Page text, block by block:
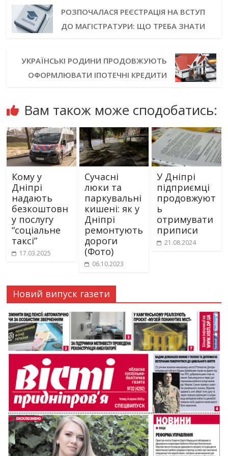
РОЗПОЧАЛАСЯ РЕЄСТРАЦІЯ НА ВСТУП
ДО МАГІСТРАТУРИ: ЩО ТРЕБА ЗНАТИ
УКРАЇНСЬКІ РОДИНИ ПРОДОВЖУЮТЬ
ОФОРМЛЮВАТИ ІПОТЕЧНІ КРЕДИТИ
Вам також може сподобатись:
Кому у
Дніпрі
надають
безкоштовн
у послугу
“соціальне
таксі”
17.03.2025
Сучасні
люки та
паркувальні
кишені: як у
Дніпрі
ремонтують
дороги
(Фото)
06.10.2023
У Дніпрі
підприємці
продовжуют
ь
отримувати
приписи
21.08.2024
Новий випуск газети